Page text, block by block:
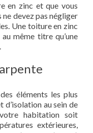
en zinc et que vous
devez pas négliger
Une toiture en zinc
même titre qu’une
éléments les plus
d’isolation au sein de
habitation soit
extérieures,